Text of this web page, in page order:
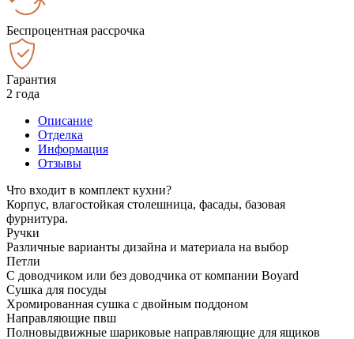
Беспроцентная рассрочка
Гарантия
2 года
Описание
Отделка
Информация
Отзывы
Что входит в комплект кухни?
Корпус, влагостойкая столешница, фасады, базовая
фурнитура.
Ручки
Различные варианты дизайна и материала на выбор
Петли
С доводчиком или без доводчика от компании Boyard
Сушка для посуды
Хромированная сушка с двойным поддоном
Направляющие пвш
Полновыдвижные шариковые направляющие для ящиков